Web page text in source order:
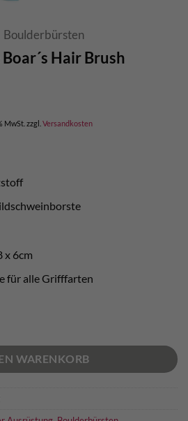
Boulderbürsten
Hair Brush
MwSt. zzgl. Versandkosten
x 6cm
für alle Grifffarten
WARENKORB